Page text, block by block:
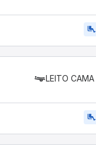
airline_seat_legroom_extra
LEITO CAMA
airline_seat_legroom_extra